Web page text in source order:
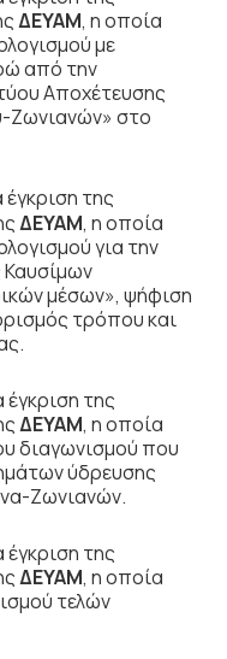
ΔΕΥΑΜ, η οποία
με
από την
Αποχέτευσης
Ζωνιανών» στο
της
ΔΕΥΑΜ, η οποία
για την
Καυσίμων
μέσων», ψήφιση
τρόπου και
της
ΔΕΥΑΜ, η οποία
διαγωνισμού που
ύδρευσης
Ζωνιανών.
της
ΔΕΥΑΜ, η οποία
τελών